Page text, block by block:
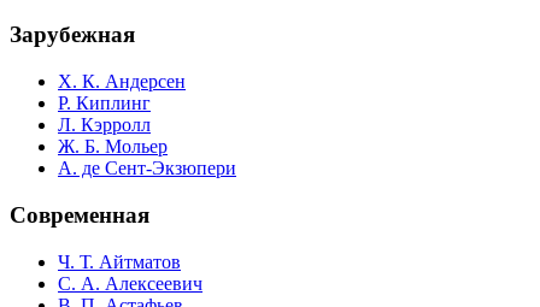
Зарубежная
Х. К. Андерсен
Р. Киплинг
Л. Кэрролл
Ж. Б. Мольер
А. де Сент-Экзюпери
Современная
Ч. Т. Айтматов
С. А. Алексеевич